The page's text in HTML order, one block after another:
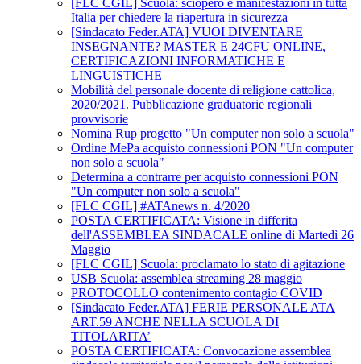
[FLC CGIL] Scuola: sciopero e manifestazioni in tutta
Italia per chiedere la riapertura in sicurezza
[Sindacato Feder.ATA] VUOI DIVENTARE
INSEGNANTE? MASTER E 24CFU ONLINE,
CERTIFICAZIONI INFORMATICHE E
LINGUISTICHE
Mobilità del personale docente di religione cattolica,
2020/2021. Pubblicazione graduatorie regionali
provvisorie
Nomina Rup progetto "Un computer non solo a scuola"
Ordine MePa acquisto connessioni PON "Un computer
non solo a scuola"
Determina a contrarre per acquisto connessioni PON
"Un computer non solo a scuola"
[FLC CGIL] #ATAnews n. 4/2020
POSTA CERTIFICATA: Visione in differita
dell'ASSEMBLEA SINDACALE online di Martedì 26
Maggio
[FLC CGIL] Scuola: proclamato lo stato di agitazione
USB Scuola: assemblea streaming 28 maggio
PROTOCOLLO contenimento contagio COVID
[Sindacato Feder.ATA] FERIE PERSONALE ATA
ART.59 ANCHE NELLA SCUOLA DI
TITOLARITA’
POSTA CERTIFICATA: Convocazione assemblea